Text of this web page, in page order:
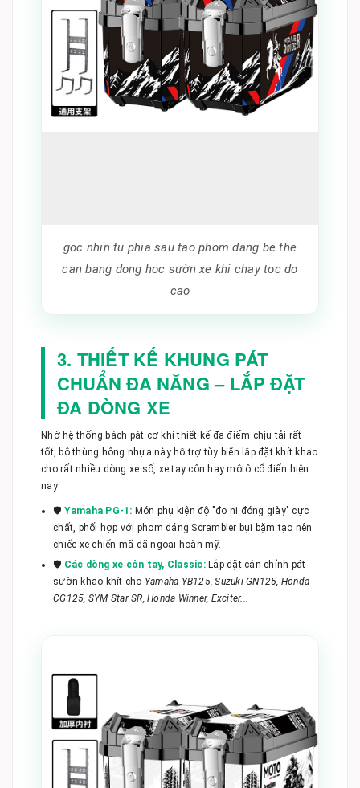
goc nhin tu phia sau tao phom dang be the
can bang dong hoc sườn xe khi chay toc do
cao
3. THIẾT KẾ KHUNG PÁT
CHUẨN ĐA NĂNG – LẮP ĐẶT
ĐA DÒNG XE
Nhờ hệ thống bách pát cơ khí thiết kế đa điểm chịu tải rất
tốt, bộ thùng hông nhựa này hỗ trợ tùy biến lắp đặt khít khao
cho rất nhiều dòng xe số, xe tay côn hay môtô cổ điển hiện
nay:
🛡️ Yamaha PG-1: Món phụ kiện độ "đo ni đóng giày" cực
chất, phối hợp với phom dáng Scrambler bụi bặm tạo nên
chiếc xe chiến mã dã ngoại hoàn mỹ.
🛡️ Các dòng xe côn tay, Classic:Lắp đặt cân chỉnh pát
sườn khao khít cho Yamaha YB125, Suzuki GN125, Honda
CG125, SYM Star SR, Honda Winner, Exciter...